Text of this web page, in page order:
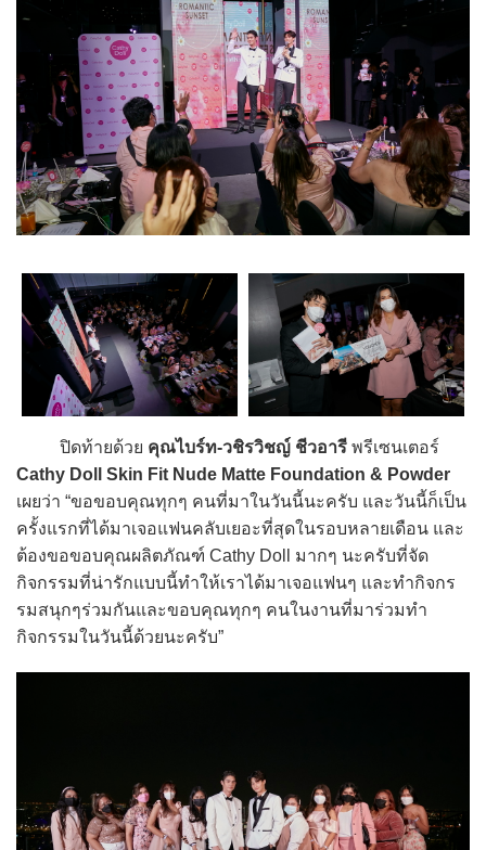
ปิดท้ายด้วย คุณไบร์ท-วชิรวิชญ์ ชีวอารี พรีเซนเตอร์
Cathy Doll Skin Fit Nude Matte Foundation & Powder
เผยว่า “ขอขอบคุณทุกๆ คนที่มาในวันนี้นะครับ และวันนี้ก็เป็น
ครั้งแรกที่ได้มาเจอแฟนคลับเยอะที่สุดในรอบหลายเดือน และ
ต้องขอขอบคุณผลิตภัณฑ์ Cathy Doll มากๆ นะครับที่จัด
กิจกรรมที่น่ารักแบบนี้ทำให้เราได้มาเจอแฟนๆ และทำกิจกร
รมสนุกๆร่วมกันและขอบคุณทุกๆ คนในงานที่มาร่วมทำ
กิจกรรมในวันนี้ด้วยนะครับ”